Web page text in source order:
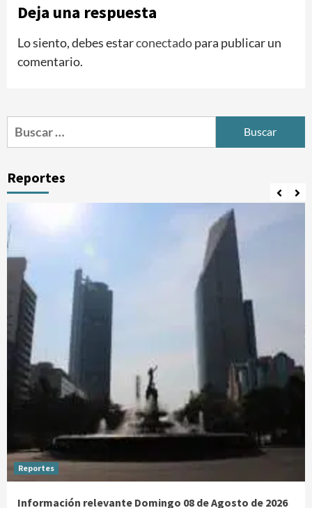
Deja una respuesta
Lo siento, debes estarconectadopara publicar un
comentario.
Buscar:
Reportes
Reportes
Información relevante Domingo 08 de Agosto de 2026